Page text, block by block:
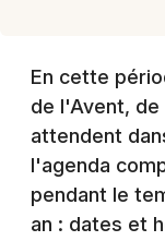
En cette
de l'Avent, de
attendent
l'agenda
pendant le
an : dates et